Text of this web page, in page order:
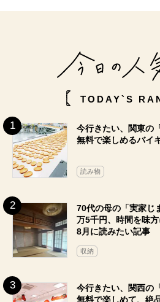
TODAY`S
今行きたい、関東の
無料で楽しめるバイ
読み物
70代の母の「実家じ
万5千円、時間を味
8月に読みたい記事
収納
今行きたい、関西の
無料で楽しめて、絶